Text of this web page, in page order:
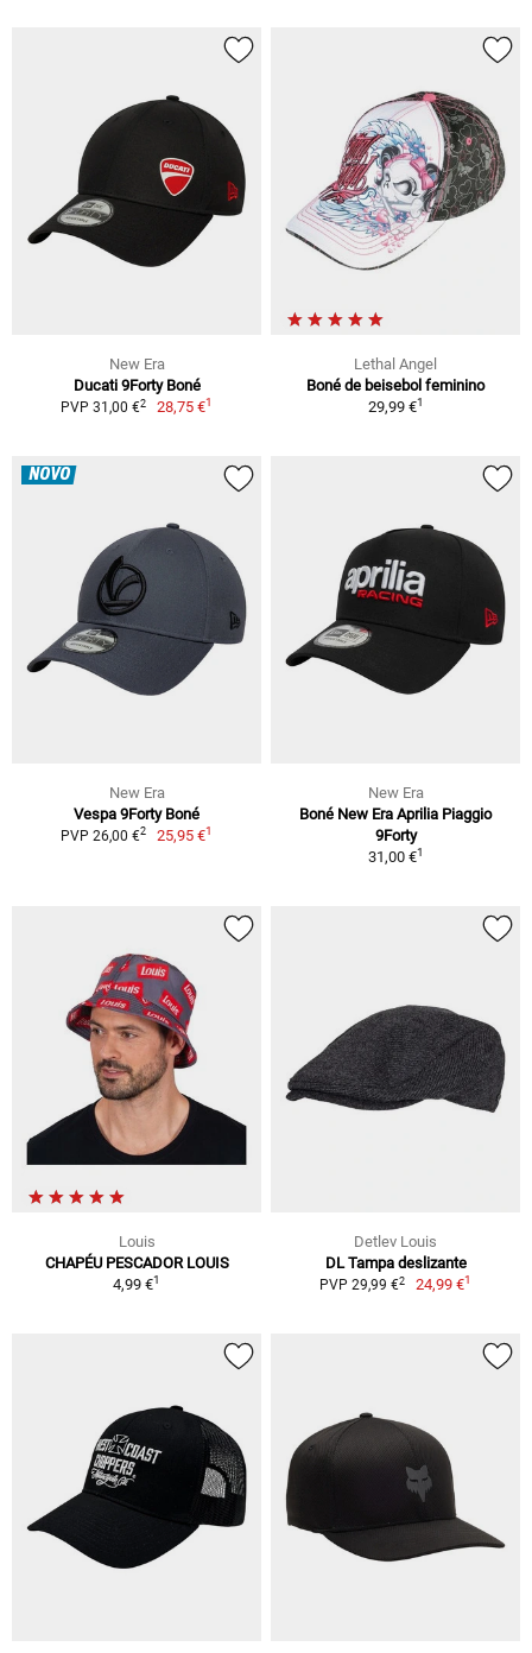
New Era
Ducati 9Forty Boné
PVP 31,00 €2 28,75 €1
Lethal Angel
Boné de beisebol feminino
29,99 €1
NOVO
New Era
Vespa 9Forty Boné
PVP 26,00 €2 25,95 €1
New Era
Boné New Era Aprilia Piaggio
9Forty
31,00 €1
Louis
CHAPÉU PESCADOR LOUIS
4,99 €1
Detlev Louis
DL Tampa deslizante
PVP 29,99 €2 24,99 €1